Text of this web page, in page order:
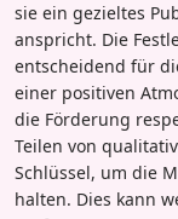
sie ein gezieltes
anspricht. Die
entscheidend für
einer positiven
die Förderung
Teilen von
Schlüssel, um die
halten. Dies kann